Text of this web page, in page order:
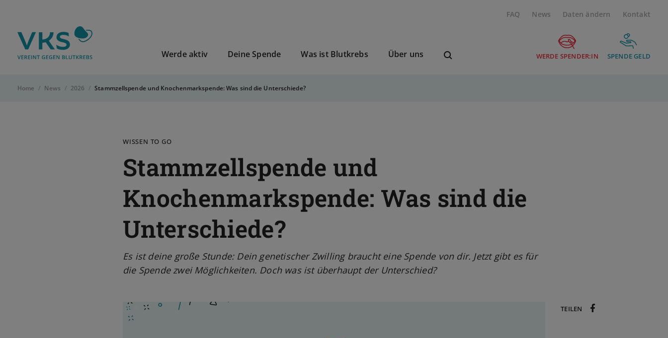
FAQ News Daten ändern Kontakt
Zur Startseite von VKS-Deutschland
Werde aktiv Deine Spende Was ist Blutkrebs Über uns Suchbegriff eingeben WERDE SPENDER:IN SPENDE GELD
Home News 2026 Stammzellspende und Knochenmarkspende: Was sind die Unterschiede?
WISSEN TO GO
Stammzellspende und
Knochenmarkspende: Was sind die
Unterschiede?
Es ist deine große Stunde: Dein genetischer Zwilling braucht eine Spende von dir. Jetzt gibt es für
die Spende zwei Möglichkeiten. Doch was ist überhaupt der Unterschied?
TEILEN